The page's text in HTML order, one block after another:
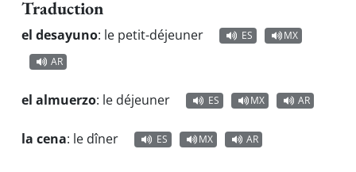
Traduction
el desayuno: le petit-déjeuner ES
MX
AR
el almuerzo: le déjeuner ES MX AR
la cena: le dîner ES MX AR